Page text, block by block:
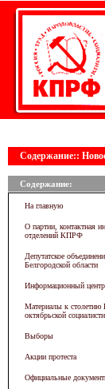
Содержание::
Содержание:
На главную
О партии, контактная
отделений КПРФ
Депутатское
Белгородской области
Информационный центр
Материалы к столетию
октябрьской
Выборы
Акции протеста
Официальные